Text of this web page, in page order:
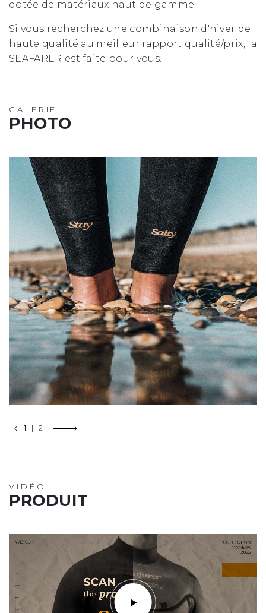
dotée de matériaux haut de gamme.
Si vous recherchez une combinaison d'hiver de
haute qualité au meilleur rapport qualité/prix, la
SEAFARER est faite pour vous.
GALERIE
PHOTO
1 | 2
VIDÉO
PRODUIT